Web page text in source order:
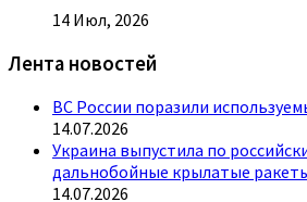
14 Июл, 2026
Лента новостей
ВС России поразили
14.07.2026
Украина выпустила по
дальнобойные крылатые
14.07.2026